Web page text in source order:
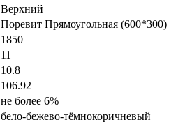
Верхний
Поревит Прямоугольная (600*300)
1850
11
10.8
106.92
не более 6%
бело-бежево-тёмнокоричневый